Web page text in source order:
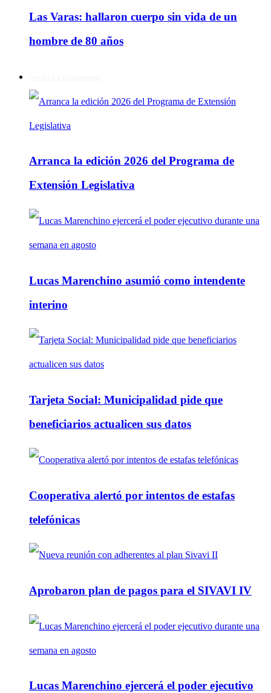
Las Varas: hallaron cuerpo sin vida de un
hombre de 80 años
Arranca la edición 2026 del Programa de
Extensión Legislativa
Lucas Marenchino asumió como intendente
interino
Tarjeta Social: Municipalidad pide que
beneficiarios actualicen sus datos
Cooperativa alertó por intentos de estafas
telefónicas
Aprobaron plan de pagos para el SIVAVI IV
Lucas Marenchino ejercerá el poder ejecutivo